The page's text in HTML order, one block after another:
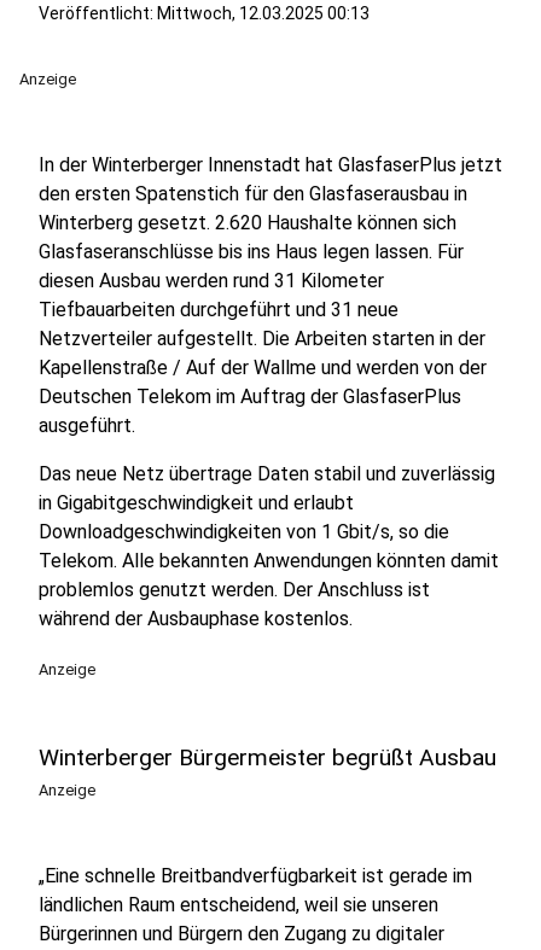
Veröffentlicht: Mittwoch, 12.03.2025 00:13
Anzeige
In der Winterberger Innenstadt hat GlasfaserPlus jetzt
den ersten Spatenstich für den Glasfaserausbau in
Winterberg gesetzt. 2.620 Haushalte können sich
Glasfaseranschlüsse bis ins Haus legen lassen. Für
diesen Ausbau werden rund 31 Kilometer
Tiefbauarbeiten durchgeführt und 31 neue
Netzverteiler aufgestellt. Die Arbeiten starten in der
Kapellenstraße / Auf der Wallme und werden von der
Deutschen Telekom im Auftrag der GlasfaserPlus
ausgeführt.
Das neue Netz übertrage Daten stabil und zuverlässig
in Gigabitgeschwindigkeit und erlaubt
Downloadgeschwindigkeiten von 1 Gbit/s, so die
Telekom. Alle bekannten Anwendungen könnten damit
problemlos genutzt werden. Der Anschluss ist
während der Ausbauphase kostenlos.
Anzeige
Winterberger Bürgermeister begrüßt Ausbau
Anzeige
„Eine schnelle Breitbandverfügbarkeit ist gerade im
ländlichen Raum entscheidend, weil sie unseren
Bürgerinnen und Bürgern den Zugang zu digitaler